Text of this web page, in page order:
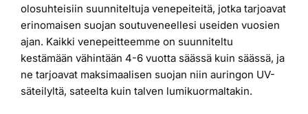
olosuhteisiin suunniteltuja venepeiteitä, jotka tarjoavat
erinomaisen suojan soutuveneellesi useiden vuosien
ajan. Kaikki venepeitteemme on suunniteltu
kestämään vähintään 4-6 vuotta säässä kuin säässä, ja
ne tarjoavat maksimaalisen suojan niin auringon UV-
säteilyltä, sateelta kuin talven lumikuormaltakin.